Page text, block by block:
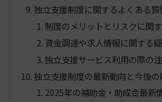
独立支援制度に関するよくある
制度のメリットとリスクに関
資金調達や求人情報に関する
独立支援サービス利用の際の
独立支援制度の最新動向と今後の
2025年の補助金・助成金最新